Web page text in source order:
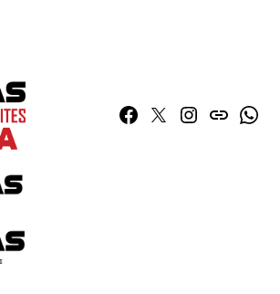
Facebook
TwitterInstagram
issuu